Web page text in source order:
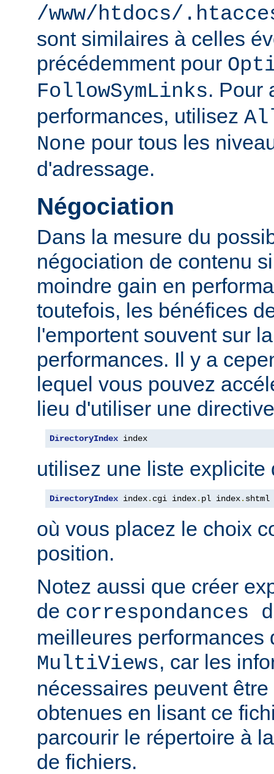
/www/htdocs/
sont similaires à celles
précédemment pour
FollowSymLinks. Pour
performances, utilisez
None pour tous les
d'adressage.
Négociation
Dans la mesure du
négociation de contenu
moindre gain en
toutefois, les bénéfices
l'emportent souvent sur
performances. Il y a
lequel vous pouvez
lieu d'utiliser une
DirectoryIndex index
utilisez une liste explicite
DirectoryIndex index. cgi index. pl index. shtml
où vous placez le choix
position.
Notez aussi que créer
de correspondances
meilleures performances
MultiViews, car les
nécessaires peuvent
obtenues en lisant ce
parcourir le répertoire à
de fichiers.